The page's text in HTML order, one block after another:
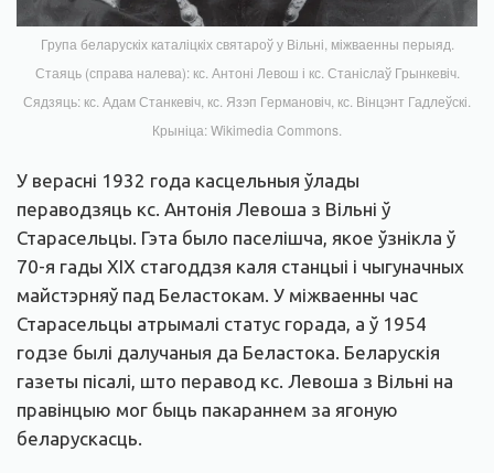
Група беларускіх каталіцкіх святароў у Вільні, міжваенны перыяд.
Стаяць (справа налева): кс. Антоні Левош і кс. Станіслаў Грынкевіч.
Сядзяць: кс. Адам Станкевіч, кс. Язэп Германовіч, кс. Вінцэнт Гадлеўскі.
Крыніца: Wikimedia Commons.
У верасні 1932 года касцельныя ўлады
пераводзяць кс. Антонія Левоша з Вільні ў
Старасельцы. Гэта было паселішча, якое ўзнікла ў
70-я гады ХІХ стагоддзя каля станцыі і чыгуначных
майстэрняў пад Беластокам. У міжваенны час
Старасельцы атрымалі статус горада, а ў 1954
годзе былі далучаныя да Беластока. Беларускія
газеты пісалі, што перавод кс. Левоша з Вільні на
правінцыю мог быць пакараннем за ягоную
беларускасць.